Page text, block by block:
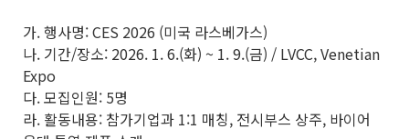
가. 행사명: CES 2026 (미국 라스베가스)
나. 기간/장소: 2026. 1. 6.(화) ~ 1. 9.(금) / LVCC, Venetian
Expo
다. 모집인원: 5명
라. 활동내용: 참가기업과 1:1 매칭, 전시부스 상주, 바이어